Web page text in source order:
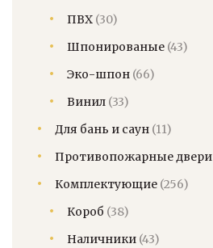
ПВХ (30)
Шпонированые (43)
Эко-шпон (66)
Винил (33)
Для бань и саун (11)
Противопожарные двери
Комплектующие (256)
Короб (38)
Наличники (43)